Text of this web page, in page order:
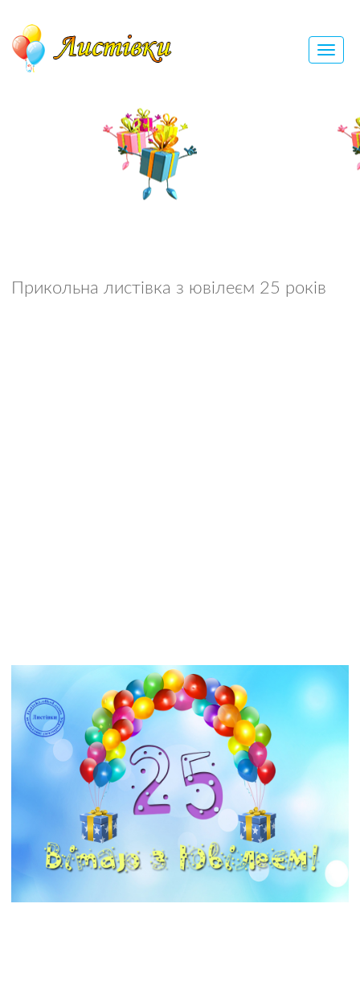
Прикольна листівка з ювілеєм 25 років